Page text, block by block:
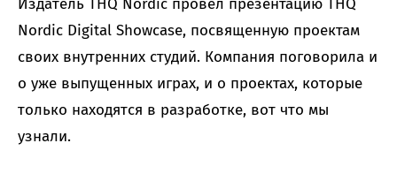
Издатель THQ Nordic провел презентацию THQ
Nordic Digital Showcase, посвященную проектам
своих внутренних студий. Компания поговорила и
о уже выпущенных играх, и о проектах, которые
только находятся в разработке, вот что мы
узнали.